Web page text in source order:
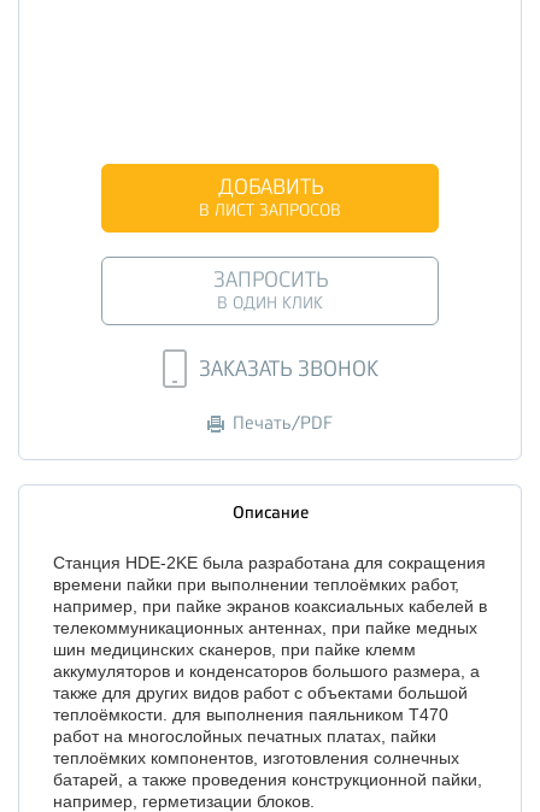
ДОБАВИТЬ
В ЛИСТ ЗАПРОСОВ
ЗАПРОСИТЬ
В ОДИН КЛИК
ЗАКАЗАТЬ ЗВОНОК
Печать/PDF
Описание
Станция HDE-2KE была разработана для сокращения
времени пайки при выполнении теплоёмких работ,
например, при пайке экранов коаксиальных кабелей в
телекоммуникационных антеннах, при пайке медных
шин медицинских сканеров, при пайке клемм
аккумуляторов и конденсаторов большого размера, а
также для других видов работ с объектами большой
теплоёмкости. для выполнения паяльником T470
работ на многослойных печатных платах, пайки
теплоёмких компонентов, изготовления солнечных
батарей, а также проведения конструкционной пайки,
например, герметизации блоков.